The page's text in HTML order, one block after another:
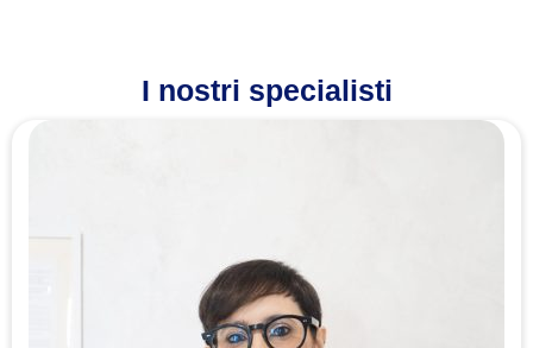
I nostri specialisti